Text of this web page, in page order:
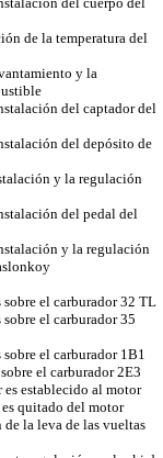
de la temperatura del
y la
del captador del
del depósito de
y la regulación
del pedal del
y la regulación
el carburador 32 TL
el carburador 35
el carburador 1В1
el carburador 2Е3
establecido al motor
quitado del motor
la leva de las vueltas